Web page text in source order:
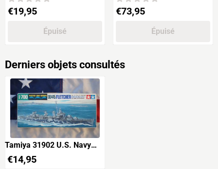
Prix: 19,95
€19,95
Épuisé
Grade Full Hull Special
Prix: 73,95
€73,95
Épuisé
Derniers objets consultés
Tamiya 31902 U.S. Navy
Destroyer DD445 Fletcher
Water Line Series
€14,95